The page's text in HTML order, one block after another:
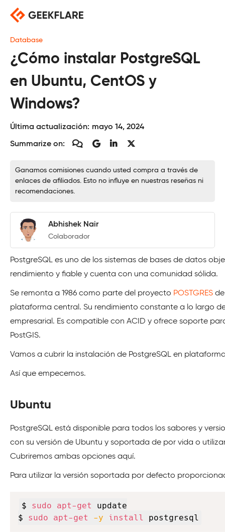
Saltar
contenido
Database
¿Cómo instalar PostgreSQL
en Ubuntu, CentOS y
Windows?
Última actualización: mayo 14, 2024
Summarize on:
Ganamos comisiones cuando usted compra a través de
enlaces de afiliados. Esto no influye en nuestras reseñas ni
recomendaciones.
Abhishek Nair
Colaborador
PostgreSQL es uno de los sistemas de bases de datos
rendimiento y fiable y cuenta con una comunidad sólida.
Se remonta a 1986 como parte del proyecto POSTGRES
plataforma central. Su rendimiento constante a lo largo
empresarial. Es compatible con ACID y ofrece soporte
PostGIS.
Vamos a cubrir la instalación de PostgreSQL en
Así que empecemos.
Ubuntu
PostgreSQL está disponible para todos los sabores y
con su versión de Ubuntu y soportada de por vida o
Cubriremos ambas opciones aquí.
Para utilizar la versión soportada por defecto
$ sudo apt-get
update
$ sudo apt-get -y install postgresql